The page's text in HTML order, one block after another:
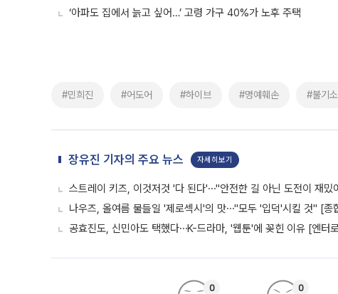
‘아파도 집에서 늙고 싶어…’ 고령 가구 40%가 노후 주택
#민희진 #어도어 #하이브 #명예훼손 #불기소
장유진 기자의 주요 뉴스 자세히보기
스트레이 키즈, 이것저것 '다 된다'⋯"안전한 길 아닌 도전이 재밌
나우즈, 올여름 물들일 '제로섹시'의 맛⋯"모두 '입덕'시킬 것" [종
공효진도, 신민아도 택했다⋯K-드라마, '웹툰'에 꽂힌 이유 [엔터
0 0